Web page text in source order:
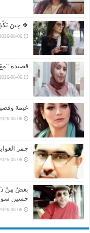
❖ حِينَ
08-06
قصيدة
08-06
غيمة
08-06
جمر
08-06
حسين
08-06